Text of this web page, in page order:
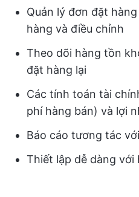
Quản lý đơn đặt
hàng và điều chỉnh
Theo dõi hàng tồn
đặt hàng lại
Các tính toán tài
phí hàng bán) và lợi
Báo cáo tương tác
Thiết lập dễ dàng với